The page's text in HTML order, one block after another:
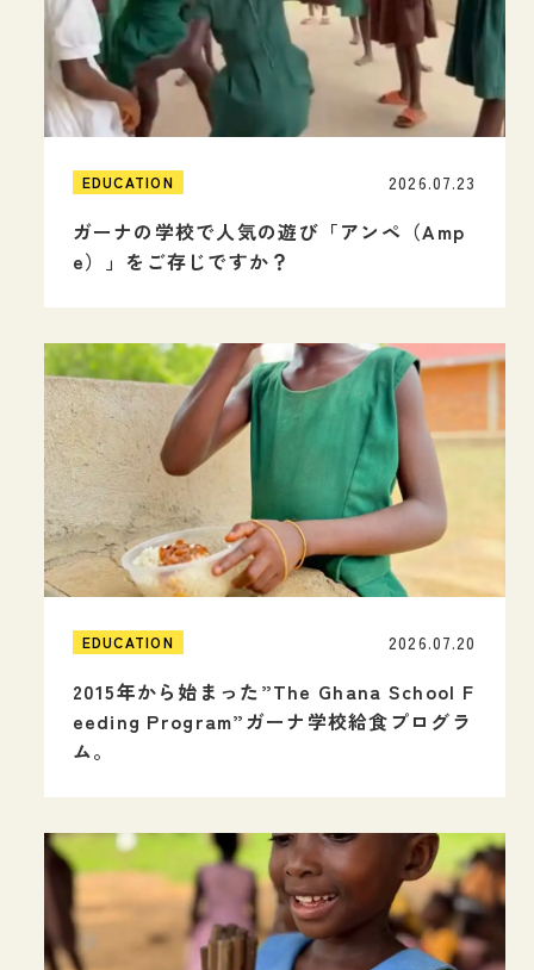
EDUCATION
ガーナの学校で人気の遊び「アンペ（Amp
e）」をご存じですか？
2026.07.23
EDUCATION
2015年から始まった”The Ghana School F
eeding Program”ガーナ学校給食プログラ
ム。
2026.07.20